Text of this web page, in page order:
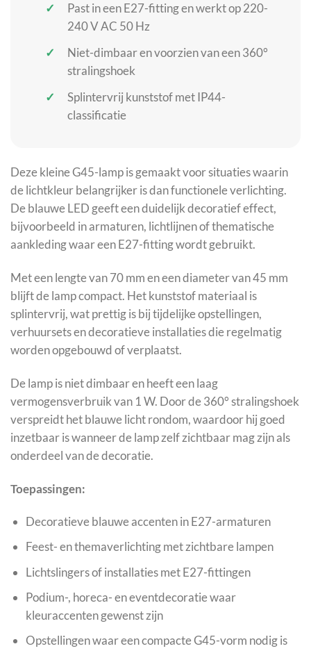
Past in een E27-fitting en werkt op 220-
240 V AC 50 Hz
Niet-dimbaar en voorzien van een 360°
stralingshoek
Splintervrij kunststof met IP44-
classificatie
Deze kleine G45-lamp is gemaakt voor situaties waarin
de lichtkleur belangrijker is dan functionele verlichting.
De blauwe LED geeft een duidelijk decoratief effect,
bijvoorbeeld in armaturen, lichtlijnen of thematische
aankleding waar een E27-fitting wordt gebruikt.
Met een lengte van 70 mm en een diameter van 45 mm
blijft de lamp compact. Het kunststof materiaal is
splintervrij, wat prettig is bij tijdelijke opstellingen,
verhuursets en decoratieve installaties die regelmatig
worden opgebouwd of verplaatst.
De lamp is niet dimbaar en heeft een laag
vermogensverbruik van 1 W. Door de 360° stralingshoek
verspreidt het blauwe licht rondom, waardoor hij goed
inzetbaar is wanneer de lamp zelf zichtbaar mag zijn als
onderdeel van de decoratie.
Toepassingen:
Decoratieve blauwe accenten in E27-armaturen
Feest- en themaverlichting met zichtbare lampen
Lichtslingers of installaties met E27-fittingen
Podium-, horeca- en eventdecoratie waar
kleuraccenten gewenst zijn
Opstellingen waar een compacte G45-vorm nodig is